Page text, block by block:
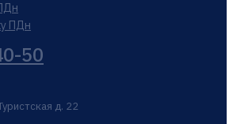
ПДн
50
д. 22